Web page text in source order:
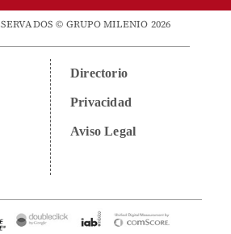
© GRUPO MILENIO 2026
Directorio
Privacidad
Aviso Legal